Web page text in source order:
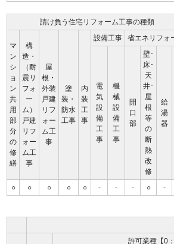
請け負う住宅リフォーム工事の種類
マ
ン
シ
ョ
ン
共
用
部
分
の
修
繕
構
造・
（耐
震リ
フォ
ー
ム）
戸建
リフ
ォー
ム工
事
屋
根・
外装
戸建
リフ
ォー
ム工
事
塗
装・
防水
工事
内
装
工
事
設備工事 省エネリフォ
電
気
設
備
工
事
機
械
設
備
工
事
開
口
部
壁･
床･
天
井･
屋
根
等
の
断
熱
改
修
給
湯
器
○ ○ ○ ○ ○ - - - ○ -
許可業種【0